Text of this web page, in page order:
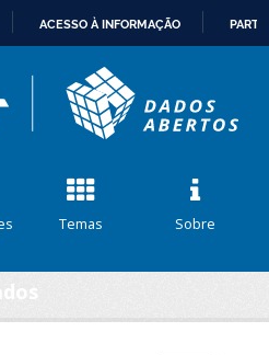
CONTEÚDO
ACESSO À INFORMAÇÃO
Temas Sobre